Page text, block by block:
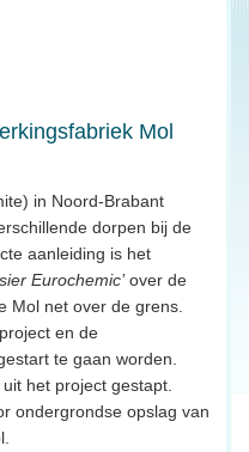
Mol
in Noord-Brabant
dorpen bij de
aanleiding is het
Eurochemic’over de
Mol net over de grens.
en de
te gaan worden.
het project gestapt.
ondergrondse opslag van